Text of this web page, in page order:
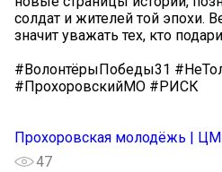
солдат и жителей той эпохи.
значит уважать тех, кто
#ВолонтёрыПобеды31
#ПрохоровскийМО #РИСК
Прохоровская молодёжь |
47